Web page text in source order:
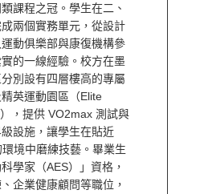
課程之冠。學生在二、
兩個實務單元，從設計
動俱樂部與康復機構參
的一線經驗。校方在墨
別設有四層樓高的專屬
英運動園區（Elite
，提供 VO2max 測試與
設施，讓學生在貼近
境中磨練技藝。畢業生
學家（AES）」資格，
企業健康顧問等職位，